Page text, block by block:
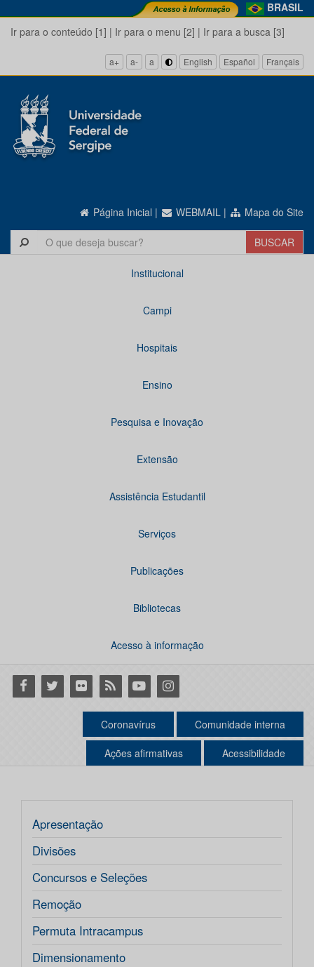
BRASIL
Ir para o conteúdo [1] | Ir para o menu [2] | Ir para a busca [3]
a+ a- a English Español Français
Página Inicial | WEBMAIL | Mapa do Site
Institucional
Campi
Hospitais
Ensino
Pesquisa e Inovação
Extensão
Assistência Estudantil
Serviços
Publicações
Bibliotecas
Acesso à informação
Facebook
Twitter Flickr RSS YoutubeInstagram
Coronavírus Comunidade interna
Ações afirmativas Acessibilidade
Apresentação
Divisões
Concursos e Seleções
Remoção
Permuta Intracampus
Dimensionamento